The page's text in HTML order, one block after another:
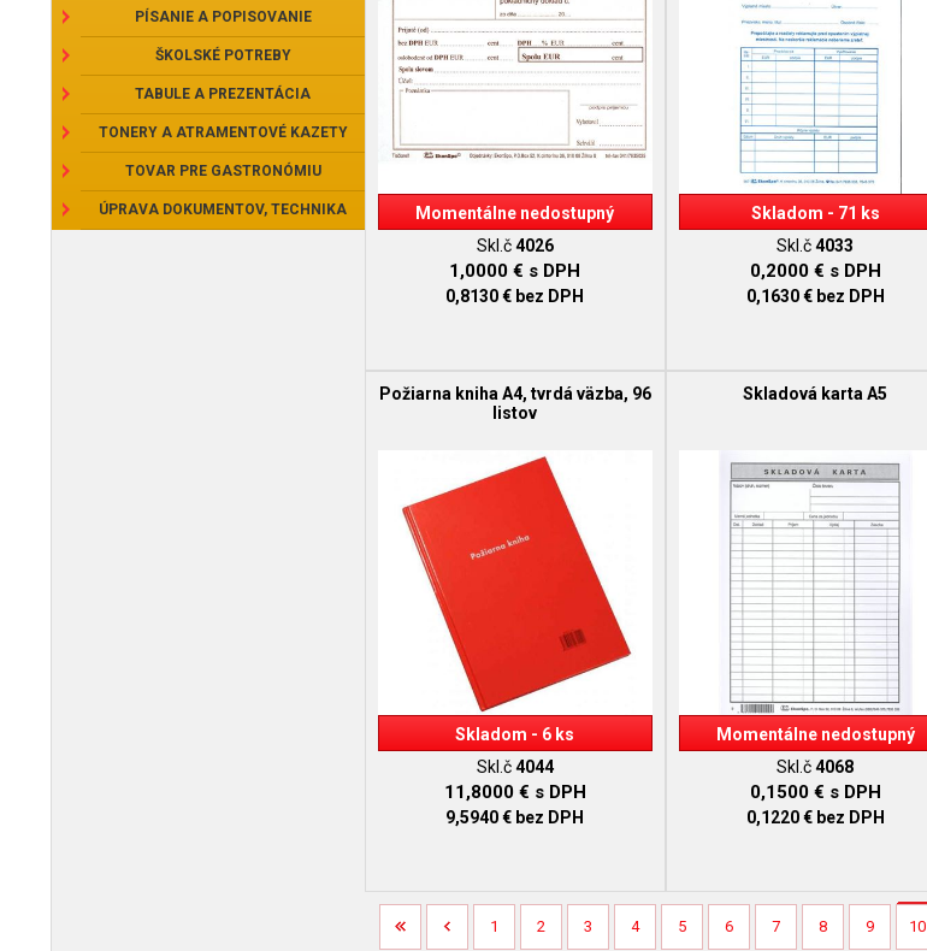
PÍSANIE A POPISOVANIE
ŠKOLSKÉ POTREBY
TABULE A PREZENTÁCIA
TONERY A ATRAMENTOVÉ KAZETY
TOVAR PRE GASTRONÓMIU
ÚPRAVA DOKUMENTOV, TECHNIKA
Momentálne nedostupný
Skl.č4026
1,0000 € s DPH
0,8130 € bez DPH
Skladom - 71 ks
Skl.č4033
0,2000 € s DPH
0,1630 € bez DPH
Požiarna kniha A4, tvrdá väzba, 96
listov
Skladom - 6 ks
Skl.č4044
11,8000 € s DPH
9,5940 € bez DPH
Skladová karta A5
Momentálne nedostupný
Skl.č4068
0,1500 € s DPH
0,1220 € bez DPH
1 2 3 4 5 6 7 8 9 10